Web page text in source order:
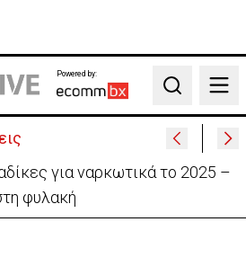
Powered by:
Search
την «Corner» o
τις αναμνήσεις»